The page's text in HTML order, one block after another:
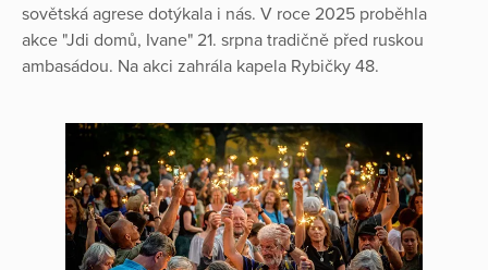
sovětská agrese dotýkala i nás. V roce 2025 proběhla
akce "Jdi domů, Ivane" 21. srpna tradičně před ruskou
ambasádou. Na akci zahrála kapela Rybičky 48.